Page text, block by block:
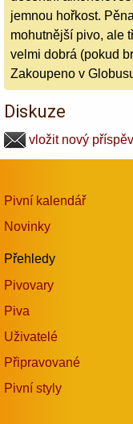
jemnou hořkost.
mohutnější pivo, ale
velmi dobrá (pokud
Zakoupeno v
Diskuze
vložit nový
Pivní kalendář
Novinky
Přehledy
Pivovary
Piva
Uživatelé
Připravované
Pivní styly